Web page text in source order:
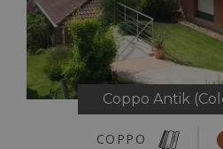
Coppo Antik
COPPO